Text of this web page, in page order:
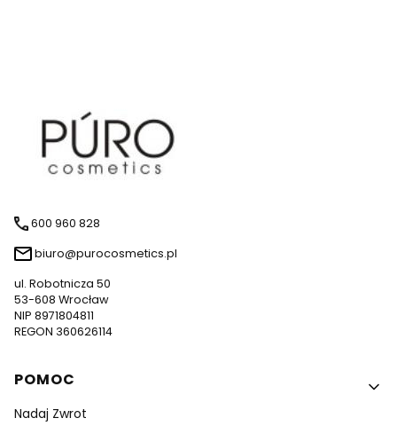
600 960 828
biuro@purocosmetics.pl
ul. Robotnicza 50
53-608 Wrocław
NIP 8971804811
REGON 360626114
Linki w stopce
POMOC
Nadaj Zwrot